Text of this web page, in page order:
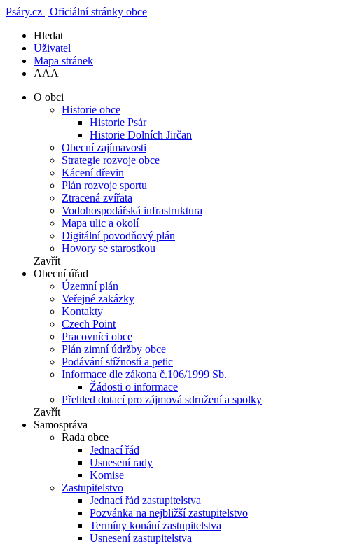
Psáry.cz | Oficiální stránky obce
Hledat
Uživatel
Mapa stránek
AAA
O obci
Historie obce
Historie Psár
Historie Dolních Jirčan
Obecní zajímavosti
Strategie rozvoje obce
Kácení dřevin
Plán rozvoje sportu
Ztracená zvířata
Vodohospodářská infrastruktura
Mapa ulic a okolí
Digitální povodňový plán
Hovory se starostkou
Zavřít
Obecní úřad
Územní plán
Veřejné zakázky
Kontakty
Czech Point
Pracovníci obce
Plán zimní údržby obce
Podávání stížností a petic
Informace dle zákona č.106/1999 Sb.
Žádosti o informace
Přehled dotací pro zájmová sdružení a spolky
Zavřít
Samospráva
Rada obce
Jednací řád
Usnesení rady
Komise
Zastupitelstvo
Jednací řád zastupitelstva
Pozvánka na nejbližší zastupitelstvo
Termíny konání zastupitelstva
Usnesení zastupitelstva